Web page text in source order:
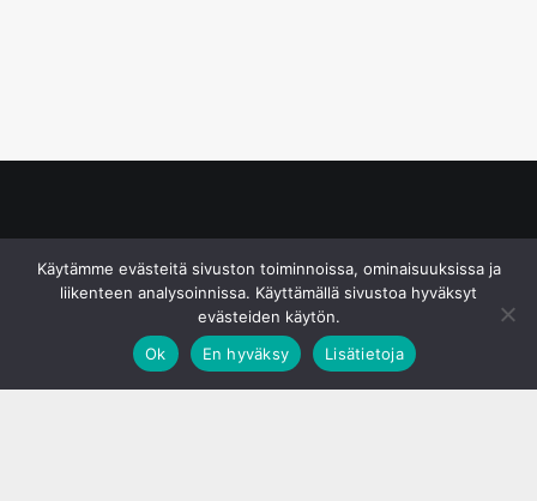
Käytämme evästeitä sivuston toiminnoissa, ominaisuuksissa ja
liikenteen analysoinnissa. Käyttämällä sivustoa hyväksyt
evästeiden käytön.
Ok
En hyväksy Lisätietoja